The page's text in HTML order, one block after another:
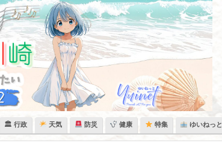
🏛 行政 天気 防災 健康 特集 ゆいねっと